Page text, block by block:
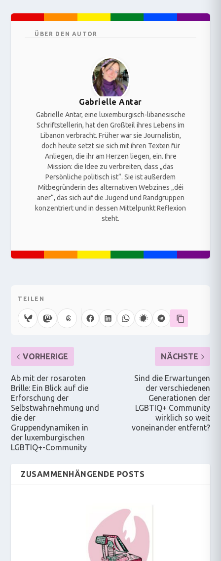
ÜBER DEN AUTOR
Gabrielle Antar
Gabrielle Antar, eine luxemburgisch-libanesische
Schriftstellerin, hat den Großteil ihres Lebens im
Libanon verbracht. Früher war sie Journalistin,
doch heute setzt sie sich mit ihren Texten für
Anliegen, die ihr am Herzen liegen, ein. Ihre
Mission: die Idee zu verbreiten, dass „das
Persönliche politisch ist“. Sie ist außerdem
Mitbegründerin des alternativen Webzines „déi
aner“, das sich auf die Jugend und Randgruppen
konzentriert und in dessen Mittelpunkt Reflexion
steht.
TEILEN
VORHERIGE
Ab mit der rosaroten
Brille: Ein Blick auf die
Erforschung der
Selbstwahrnehmung und
die der
Gruppendynamiken in
der luxemburgischen
LGBTIQ+-Community
NÄCHSTE
Sind die Erwartungen
der verschiedenen
Generationen der
LGBTIQ+ Community
wirklich so weit
voneinander entfernt?
ZUSAMMENHÄNGENDE POSTS